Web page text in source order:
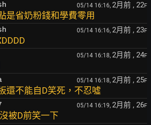
05/14 16:16, 2月前 , 22F
是省奶粉錢和學費零用
05/14 16:16, 2月前 , 23F
05/14 16:18, 2月前 , 24F
05/14 16:18, 2月前 , 25F
還不能自D笑死，不忍噓
05/14 16:19, 2月前 , 26F
被D前笑一下